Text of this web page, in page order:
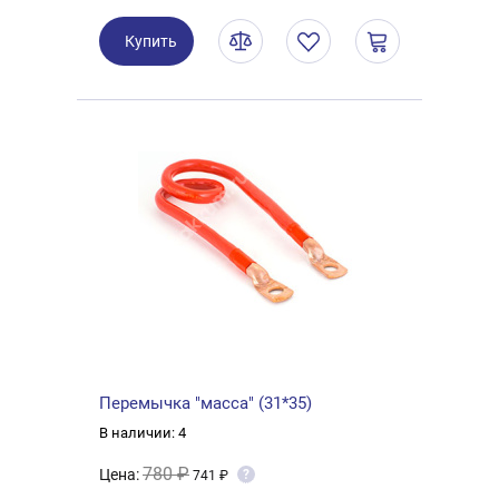
Купить
Перемычка "масса" (31*35)
В наличии: 4
Цена:780 ₽ 741 ₽ ?